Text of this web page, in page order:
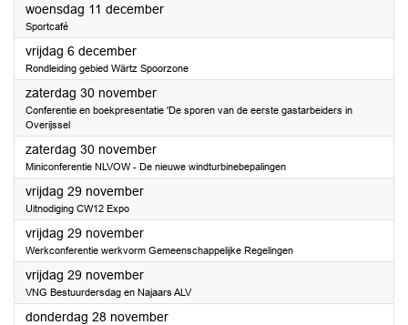
woensdag 11 december2024
Sportcafé
vrijdag 6 december2024
Rondleiding gebied Wärtz Spoorzone
zaterdag 30 november2024
Conferentie en boekpresentatie 'De sporen van de eerste gastarbeiders in
Overijssel
zaterdag 30 november2024
Miniconferentie NLVOW - De nieuwe windturbinebepalingen
vrijdag 29 november2024
Uitnodiging CW12 Expo
vrijdag 29 november2024
Werkconferentie werkvorm Gemeenschappelijke Regelingen
vrijdag 29 november2024
VNG Bestuurdersdag en Najaars ALV
donderdag 28 november2024